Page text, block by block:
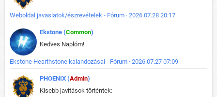
Weboldal javaslatok/észrevételek - Fórum · 2026.07.28 20:17
Ekstone (Common)
Kedves Naplóm!
Ekstone Hearthstone kalandozásai - Fórum · 2026.07.27 07:09
PHOENIX (Admin)
Kisebb javítások történtek: